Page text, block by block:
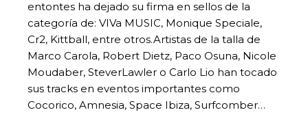
entontes ha dejado su firma en sellos de la
categoría de: VIVa MUSIC, Monique Speciale,
Cr2, Kittball, entre otros.Artistas de la talla de
Marco Carola, Robert Dietz, Paco Osuna, Nicole
Moudaber, SteverLawler o Carlo Lio han tocado
sus tracks en eventos importantes como
Cocorico, Amnesia, Space Ibiza, Surfcomber…